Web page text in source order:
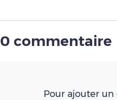
0 commentaire
Pour ajouter